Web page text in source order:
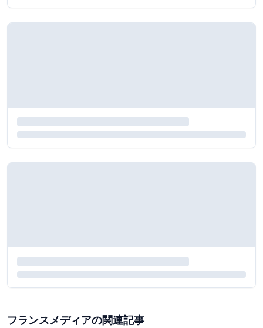
フランスメディアの関連記事